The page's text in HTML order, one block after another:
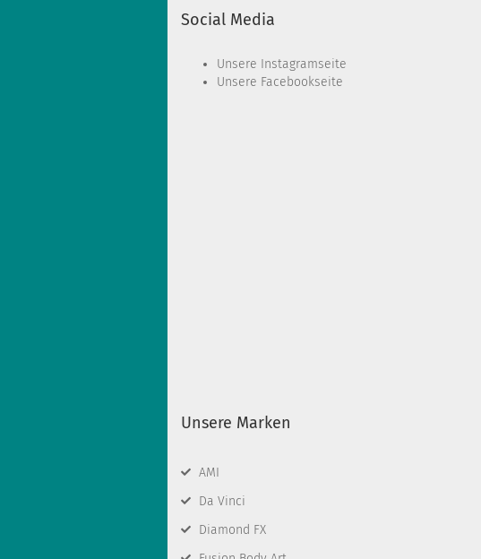
Social Media
Unsere Instagramseite
Unsere Facebookseite
Unsere Marken
AMI
Da Vinci
Diamond FX